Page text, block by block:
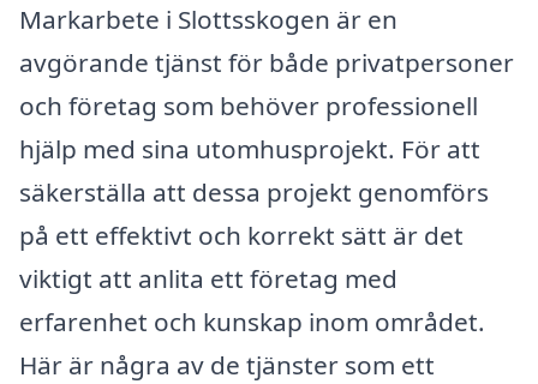
Markarbete i Slottsskogen är en
avgörande tjänst för både privatpersoner
och företag som behöver professionell
hjälp med sina utomhusprojekt. För att
säkerställa att dessa projekt genomförs
på ett effektivt och korrekt sätt är det
viktigt att anlita ett företag med
erfarenhet och kunskap inom området.
Här är några av de tjänster som ett